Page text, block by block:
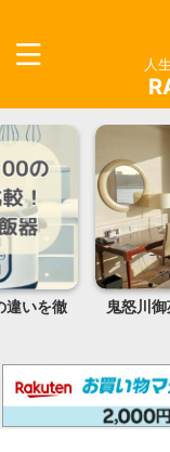
人
違いをやさし
サ